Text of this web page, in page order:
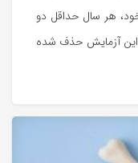
هر سال حداقل دو
این آزمایش حذف شده